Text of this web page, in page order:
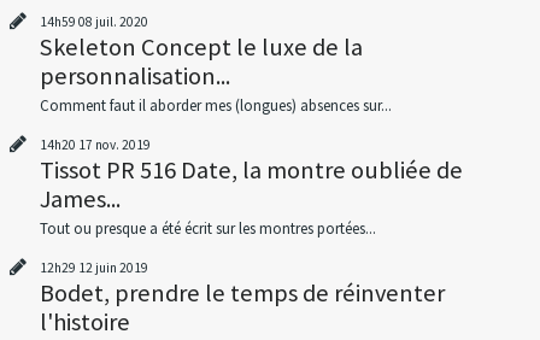
14h59 08 juil. 2020
Skeleton Concept le luxe de la
personnalisation...
Comment faut il aborder mes (longues) absences sur...
14h20 17 nov. 2019
Tissot PR 516 Date, la montre oubliée de
James...
Tout ou presque a été écrit sur les montres portées...
12h29 12 juin 2019
Bodet, prendre le temps de réinventer
l'histoire